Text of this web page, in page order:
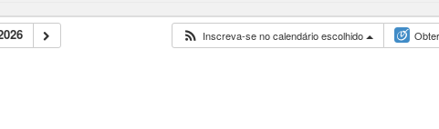
Inscreva-se no calendário escolhido